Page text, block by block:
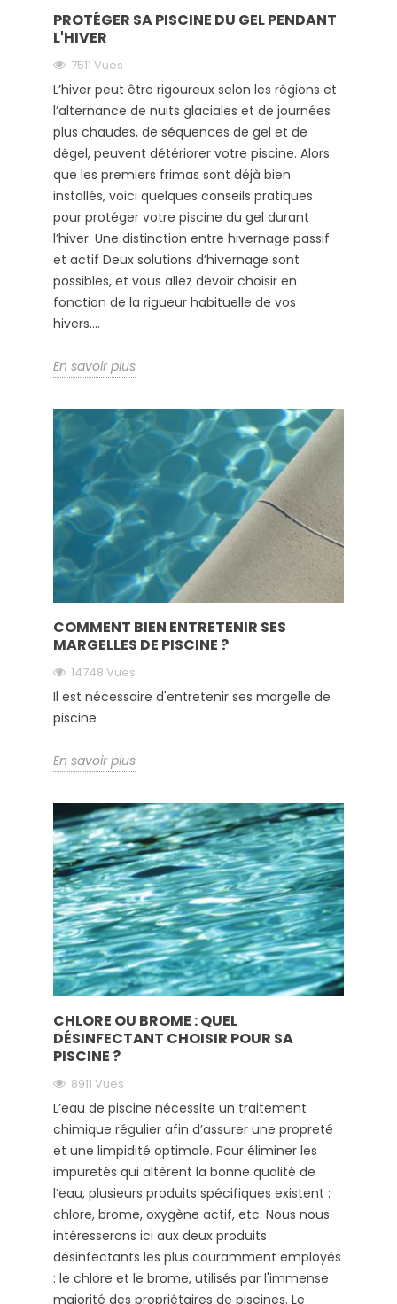
PROTÉGER SA PISCINE DU GEL PENDANT
L'HIVER
7511 Vues
L’hiver peut être rigoureux selon les régions et
l’alternance de nuits glaciales et de journées
plus chaudes, de séquences de gel et de
dégel, peuvent détériorer votre piscine. Alors
que les premiers frimas sont déjà bien
installés, voici quelques conseils pratiques
pour protéger votre piscine du gel durant
l’hiver. Une distinction entre hivernage passif
et actif Deux solutions d’hivernage sont
possibles, et vous allez devoir choisir en
fonction de la rigueur habituelle de vos
hivers....
En savoir plus
COMMENT BIEN ENTRETENIR SES
MARGELLES DE PISCINE ?
14748 Vues
Il est nécessaire d'entretenir ses margelle de
piscine
En savoir plus
CHLORE OU BROME : QUEL
DÉSINFECTANT CHOISIR POUR SA
PISCINE ?
8911 Vues
L’eau de piscine nécessite un traitement
chimique régulier afin d’assurer une propreté
et une limpidité optimale. Pour éliminer les
impuretés qui altèrent la bonne qualité de
l’eau, plusieurs produits spécifiques existent :
chlore, brome, oxygène actif, etc. Nous nous
intéresserons ici aux deux produits
désinfectants les plus couramment employés
: le chlore et le brome, utilisés par l'immense
majorité des propriétaires de piscines. Le